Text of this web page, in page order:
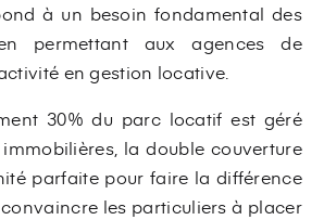
à un besoin fondamental des
permettant aux agences de
en gestion locative.
30% du parc locatif est géré
la double couverture
parfaite pour faire la différence
les particuliers à placer